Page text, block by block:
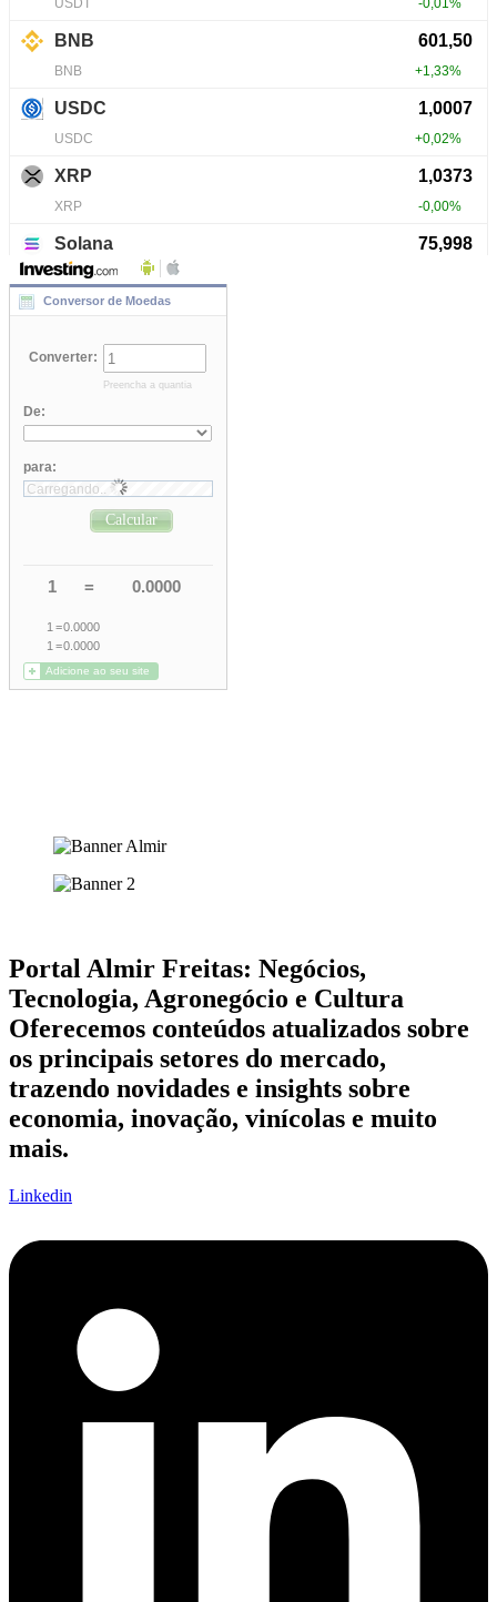
Portal Almir Freitas: Negócios,
Tecnologia, Agronegócio e Cultura
Oferecemos conteúdos atualizados sobre
os principais setores do mercado,
trazendo novidades e insights sobre
economia, inovação, vinícolas e muito
mais.
Linkedin